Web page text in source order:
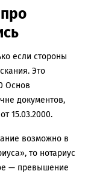
если стороны
Это
Основ
документов,
15.03.2000.
возможно в
то нотариус
— превышение